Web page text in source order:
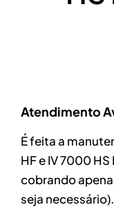
Atendimento
É feita a
HF e IV 7000
cobrando
seja necessário).